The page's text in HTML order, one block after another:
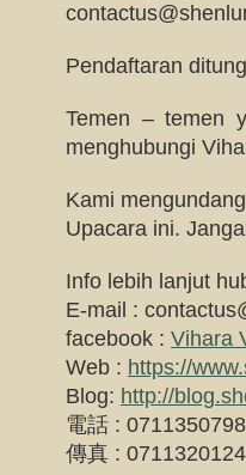
Pendaftaran
Temen – temen
menghubungi
Kami
Upacara ini.
Info lebih lanjut
E-mail :
facebook : Vihara
Web : https://
Blog: http://
電話 : 0711350798
傳真 : 0711320124